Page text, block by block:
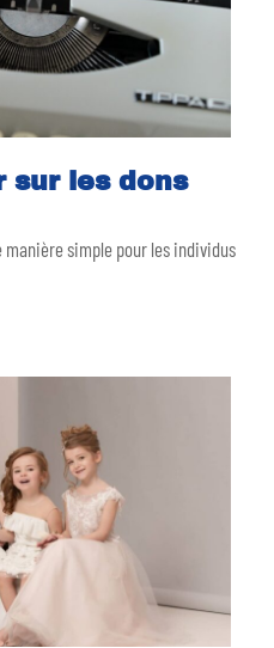
sur les dons
manière simple pour les individus